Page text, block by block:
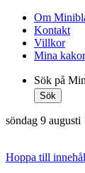
Om
Kontakt
Villkor
Mina kakor
Sök på
Sök
söndag 9 augusti
Hoppa till